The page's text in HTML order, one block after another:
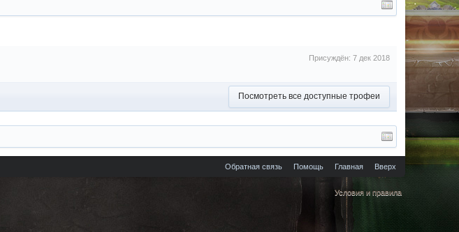
Присуждён: 7 дек 2018
Посмотреть все доступные трофеи
Обратная связь Помощь Главная Вверх
Условия и правила